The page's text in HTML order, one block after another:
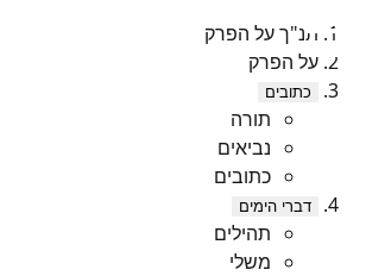
תנ"ך על הפרק
על הפרק
כתובים
תורה
נביאים
כתובים
דברי הימים
תהילים
משלי